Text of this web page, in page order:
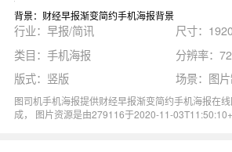
背景：财经早报渐变简约手机海报背景
行业：早报/简讯
尺寸：
类目：手机海报
分辨率：
版式：竖版
场景：图
图司机手机海报提供财经早报渐变简约手机海报在
成， 图片资源是由279116于2020-11-03T11:50:10+08:00传的作品。 图片